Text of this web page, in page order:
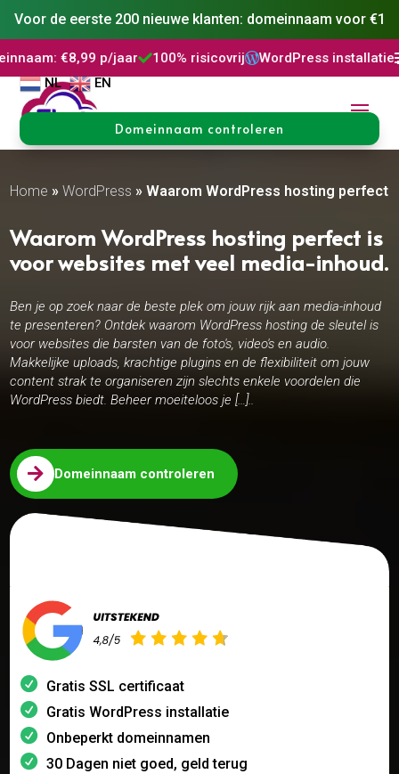
Voor de eerste 200 nieuwe klanten: domeinnaam voor €1
p/jaar100% risicovrij WordPress installatieDNS
NL
EN
Domeinnaam controleren
Home »WordPress »Waarom WordPress hosting perfect
Waarom WordPress hosting perfect is
voor websites met veel media-inhoud.​
Ben je op zoek naar de beste plek om jouw rijk aan media-inhoud
te presenteren? Ontdek waarom WordPress hosting de sleutel is
voor websites die barsten van de foto's, video's en audio.
Makkelijke uploads, krachtige plugins en de flexibiliteit om jouw
content strak te organiseren zijn slechts enkele voordelen die
WordPress biedt. Beheer moeiteloos je […]..
 Domeinnaam controleren
Gratis SSL certificaat
Gratis WordPress installatie
Onbeperkt domeinnamen
30 Dagen niet goed, geld terug